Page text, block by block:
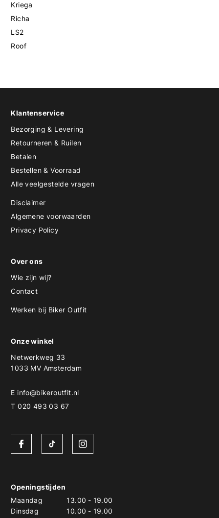
Kriega
Richa
LS2
Roof
Klantenservice
Bezorging & Levering
Retourneren & Ruilen
Betalen
Bestellen & Voorraad
Alle veelgestelde vragen
Disclaimer
Algemene voorwaarden
Privacy Policy
Over ons
Wie zijn wij?
Contact
Werken bij Biker Outfit
Onze winkel
Netwerkweg 33
1033 MV Amsterdam
E info@bikeroutfit.nl
T 020 493 03 67
Openingstijden
Maandag
13.00 - 19.00
Dinsdag
10.00 - 19.00